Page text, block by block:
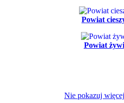
Powiat
Powiat
Nie pokazuj